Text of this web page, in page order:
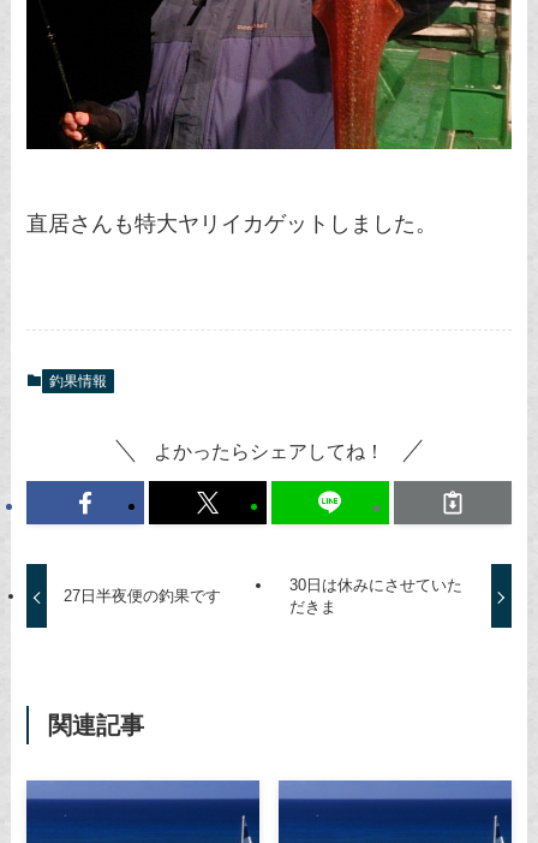
直居さんも特大ヤリイカゲットしました。
釣果情報
よかったらシェアしてね！
27日半夜便の釣果です
30日は休みにさせていた
だきま
関連記事